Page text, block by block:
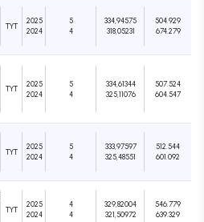
TYT
2025
2024
5
4
334,94575
318,05231
504.929
674.279
TYT
2025
2024
5
4
334,61344
325,11076
507.524
604.547
TYT
2025
2024
5
4
333,97597
325,48551
512.544
601.092
TYT
2025
2024
4
4
329,82004
321,50972
546.779
639.329